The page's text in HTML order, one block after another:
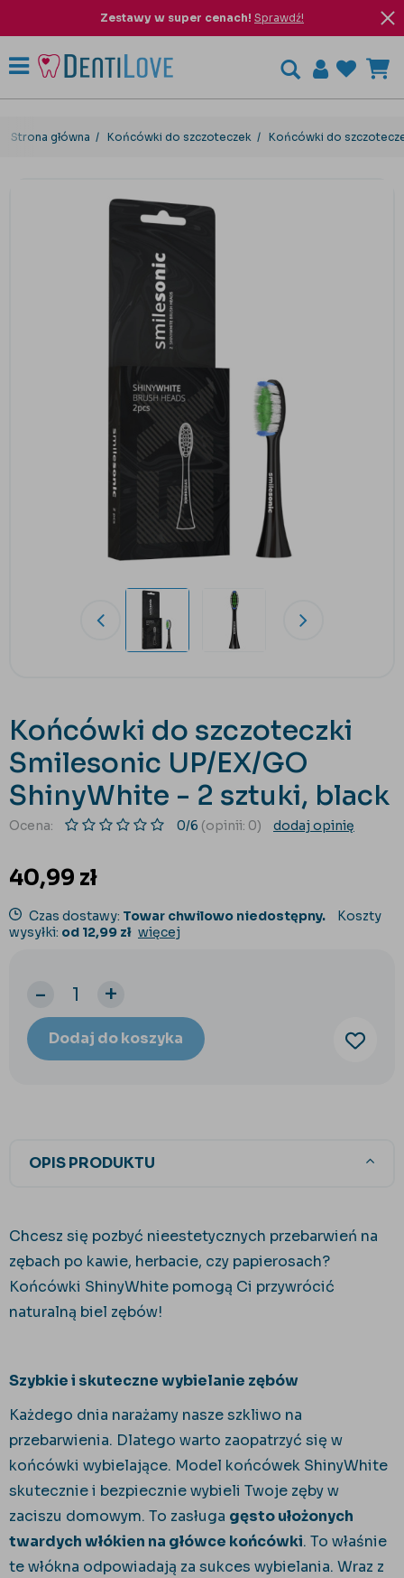
Zestawy w super cenach! Sprawdź!
Strona główna Końcówki do szczoteczek Końcówki do
Końcówki do szczoteczki
Smilesonic UP/EX/GO
ShinyWhite - 2 sztuki, black
Ocena: 0/6 (opinii: 0) dodaj opinię
40,99 zł
Czas dostawy: Towar chwilowo niedostępny.
Koszty
wysyłki: od 12,99 zł więcej
- +
Dodaj do koszyka
OPIS PRODUKTU
Chcesz się pozbyć nieestetycznych przebarwień na
zębach po kawie, herbacie, czy papierosach?
Końcówki ShinyWhite pomogą Ci przywrócić
naturalną biel zębów!
Szybkie i skuteczne wybielanie zębów
Każdego dnia narażamy nasze szkliwo na
przebarwienia. Dlatego warto zaopatrzyć się w
końcówki wybielające. Model końcówek ShinyWhite
skutecznie i bezpiecznie wybieli Twoje zęby w
zaciszu domowym. To zasługa gęsto ułożonych
twardych włókien na główce końcówki. To właśnie
te włókna odpowiadają za sukces wybielania. Wraz z